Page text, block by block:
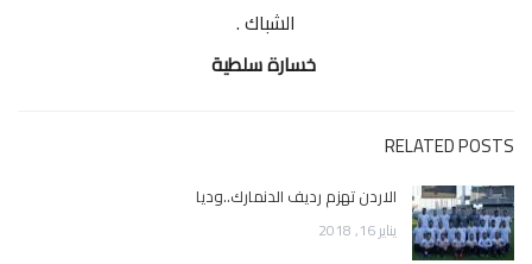
الشباك .
خسارة سلطية
RELATED POSTS
الاردن تهزم رديف الدنمارك..وديا
يناير 16, 2018